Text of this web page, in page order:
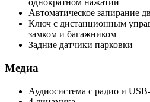
однократном нажатии
Автоматическое запирание
Ключ с дистанционным
замком и багажником
Задние датчики парковки
Медиа
Аудиосистема с радио и